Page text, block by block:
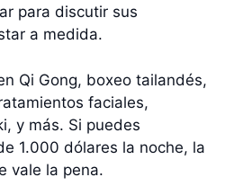
para discutir sus
a medida.
Qi Gong, boxeo tailandés,
faciales,
y más. Si puedes
1.000 dólares la noche, la
vale la pena.